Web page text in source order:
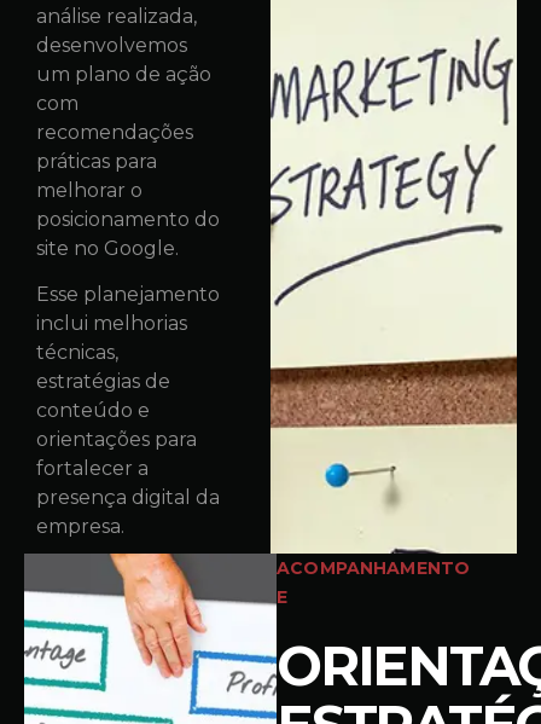
análise realizada,
desenvolvemos
um plano de ação
com
recomendações
práticas para
melhorar o
posicionamento do
site no Google.
Esse planejamento
inclui melhorias
técnicas,
estratégias de
conteúdo e
orientações para
fortalecer a
presença digital da
empresa.
ACOMPANHAMENTO
E